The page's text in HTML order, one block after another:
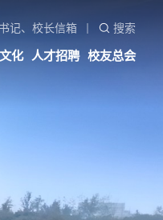
记、校长信箱 搜索
化 人才招聘 校友总会